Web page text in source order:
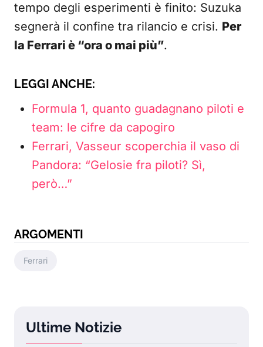
tempo degli esperimenti è finito: Suzuka
segnerà il confine tra rilancio e crisi. Per
la Ferrari è “ora o mai più”.
LEGGI ANCHE:
Formula 1, quanto guadagnano piloti e
team: le cifre da capogiro
Ferrari, Vasseur scoperchia il vaso di
Pandora: “Gelosie fra piloti? Sì,
però…”
ARGOMENTI
Ferrari
Ultime Notizie